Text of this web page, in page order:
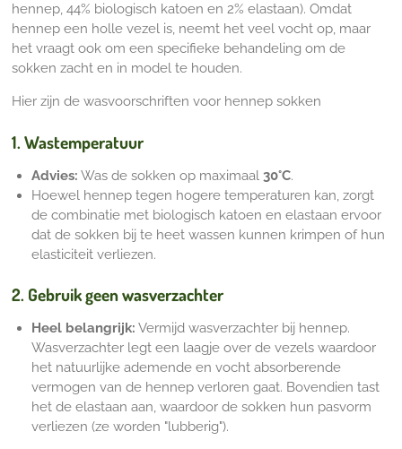
hennep, 44% biologisch katoen en 2% elastaan). Omdat
hennep een holle vezel is, neemt het veel vocht op, maar
het vraagt ook om een specifieke behandeling om de
sokken zacht en in model te houden.
Hier zijn de wasvoorschriften voor hennep sokken
1. Wastemperatuur
Advies: Was de sokken op maximaal 30°C.
Hoewel hennep tegen hogere temperaturen kan, zorgt
de combinatie met biologisch katoen en elastaan ervoor
dat de sokken bij te heet wassen kunnen krimpen of hun
elasticiteit verliezen.
2. Gebruik geen wasverzachter
Heel belangrijk: Vermijd wasverzachter bij hennep.
Wasverzachter legt een laagje over de vezels waardoor
het natuurlijke ademende en vocht absorberende
vermogen van de hennep verloren gaat. Bovendien tast
het de elastaan aan, waardoor de sokken hun pasvorm
verliezen (ze worden "lubberig").